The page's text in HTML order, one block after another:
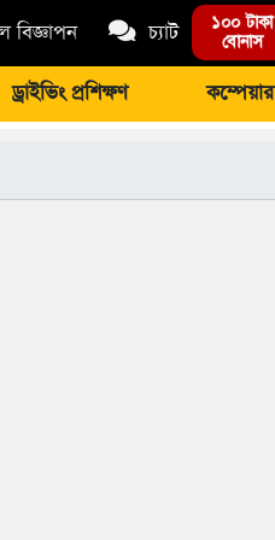
বিজ্ঞাপন চ্যাট ১০০ টাকা
বোনাস
ড্রাইভিং প্রশিক্ষণ কম্পেয়ার